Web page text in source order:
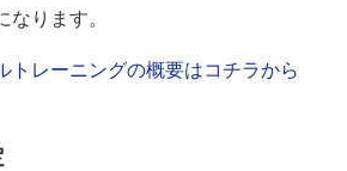
ります。
トレーニングの概要はコチラから